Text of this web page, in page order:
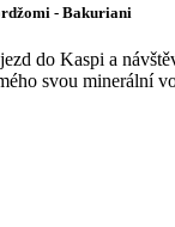
- Bakuriani
do Kaspi a
svou minerální